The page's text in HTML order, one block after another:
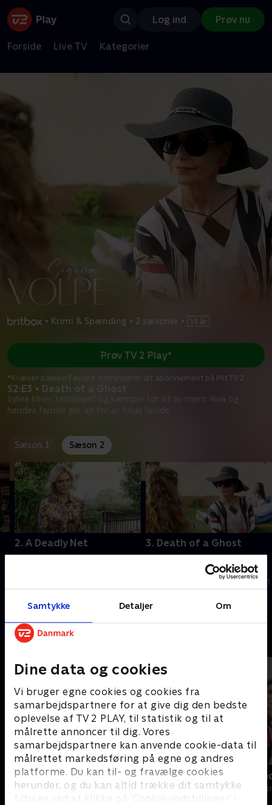
Samtykke Detaljer Om
Dine data og cookies
Vi bruger egne cookies og cookies fra
samarbejdspartnere for at give dig den bedste
oplevelse af TV 2 PLAY, til statistik og til at
målrette annoncer til dig. Vores
samarbejdspartnere kan anvende cookie-data til
målrettet markedsføring på egne og andres
platforme. Du kan til- og fravælge cookies
herunder, og du kan altid trække dit samtykke
tilbage ved at klikke på ’Cookie-indstillinger’ i
Log ind Prøv nu
Forside Live TV Kategorier
• Krimi & Spænding • 2 sæsoner •
S2:E3 • Death of a Ghost
Sylvia bliver kidnappet og kæmper for sit liv, mens Riva og
hendes familie gør alt for at finde hende.
Prøv TV 2 Play*
*Kræver pakken Favorit. Administrer dit abonnement på Mit TV 2.
Sæson 1 Sæson 2
2. A Deadly Net
11. september 2024 • 88 min
3. Death of a Ghost
kæmper for sit liv, mens Riva
og hendes familie gør alt for at
11. september 2024 • 87 min
Andre så også
Mord på Mallorca
Krimi & Spænding • 2 sæsoner Krimi &